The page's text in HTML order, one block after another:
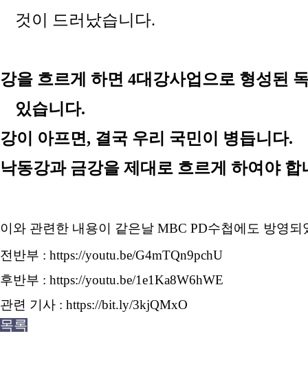
것이 드러났습니다.
강을 흐르게 하면 4대강사업으로 형성된
있습니다.
강이 아프면, 결국 우리 국민이 병듭니다.
낙동강과 금강을 제대로 흐르게 하여야 합
이와 관련한 내용이 같은날 MBC PD수첩에도 방영
전반부 : https://youtu.be/G4mTQn9pchU
후반부 : https://youtu.be/1e1Ka8W6hWE
관련 기사 : https://bit.ly/3kjQMxO
목록